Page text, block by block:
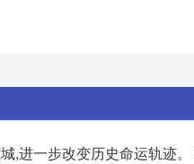
,进一步改变历史命运轨迹